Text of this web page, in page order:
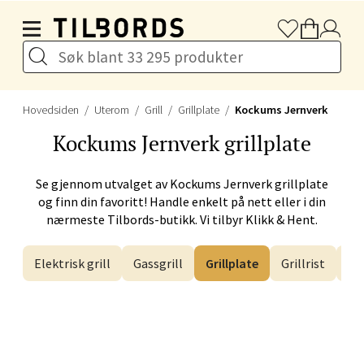
Hovedsiden Uterom Grill Grillplate Kockums Jernverk
Kockums Jernverk grillplate
Se gjennom utvalget avKockums Jernverkgrillplate
og finn din favoritt! Handle enkelt på nett eller i din
nærmeste Tilbords-butikk. Vi tilbyr Klikk & Hent.
Elektrisk grill Gassgrill Grillplate Grillrist
Førde - Alti Førde
Naustdalsveien 4, 6800 Førde
Åpent i dag 10-20
Velg
Bergen - Galleriet
Torgalmenningen 8, 5014 Bergen
Åpent i dag 09-21